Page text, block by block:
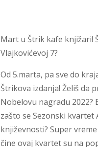
Mart u Štrik kafe knjižari!
Vlajkovićevoj 7?
Od 5.marta, pa sve do
Štrikova izdanja! Želiš da
Nobelovu nagradu 2022?
zašto se Sezonski
književnosti? Super
čine ovaj kvartet su na